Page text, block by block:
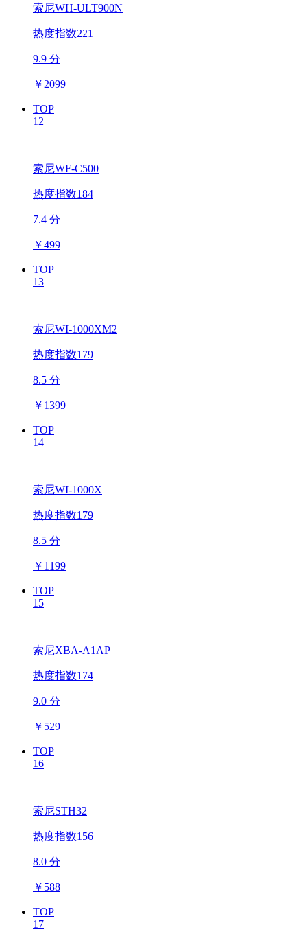
索尼WH-ULT900N
热度指数221
9.9 分
￥ 2099
TOP
12
索尼WF-C500
热度指数184
7.4 分
￥499
TOP
13
索尼WI-1000XM2
热度指数179
8.5 分
￥ 1399
TOP
14
索尼WI-1000X
热度指数179
8.5 分
￥ 1199
TOP
15
索尼XBA-A1AP
热度指数174
9.0 分
￥ 529
TOP
16
索尼STH32
热度指数156
8.0 分
￥ 588
TOP
17